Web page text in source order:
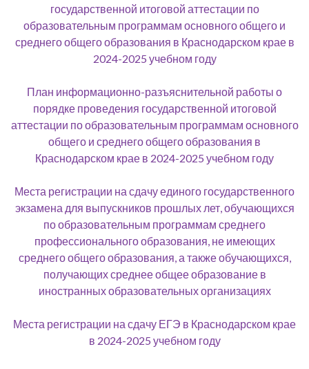
государственной итоговой аттестации по
образовательным программам основного общего и
среднего общего образования в Краснодарском крае в
2024-2025 учебном году
План информационно-разъяснительной работы о
порядке проведения государственной итоговой
аттестации по образовательным программам основного
общего и среднего общего образования в
Краснодарском крае в 2024-2025 учебном году
Места регистрации на сдачу единого государственного
экзамена для выпускников прошлых лет, обучающихся
по образовательным программам среднего
профессионального образования, не имеющих
среднего общего образования, а также обучающихся,
получающих среднее общее образование в
иностранных образовательных организациях
Места регистрации на сдачу ЕГЭ в Краснодарском крае
в 2024-2025 учебном году